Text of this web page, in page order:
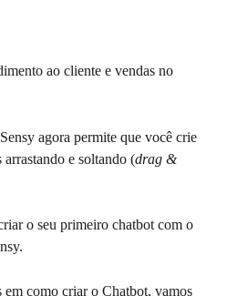
ao cliente e vendas no
agora permite que você crie
arrastando e soltando (drag &
o seu primeiro chatbot com o
em como criar o Chatbot, vamos